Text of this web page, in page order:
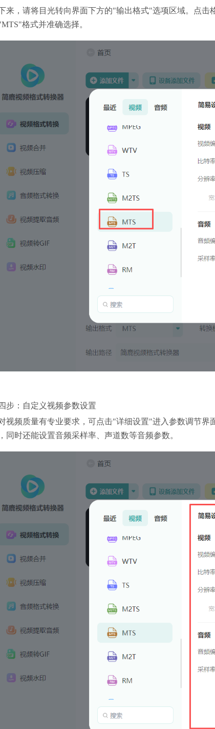
来，请将目光转向界面下方的"输出格式"选项区域。点
格式并准确选择。
步：自定义视频参数设置
视频质量有专业要求，可点击"详细设置"进入参数调节
同时还能设置音频采样率、声道数等音频参数。